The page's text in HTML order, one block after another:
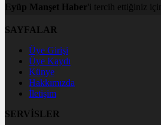
Eyüp Manşet Haber'i tercih ettiğiniz
SAYFALAR
Üye Girişi
Üye Kaydı
Künye
Hakkımızda
İletişim
SERVİSLER